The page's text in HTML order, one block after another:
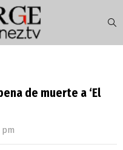
de muerte a ‘El
pm